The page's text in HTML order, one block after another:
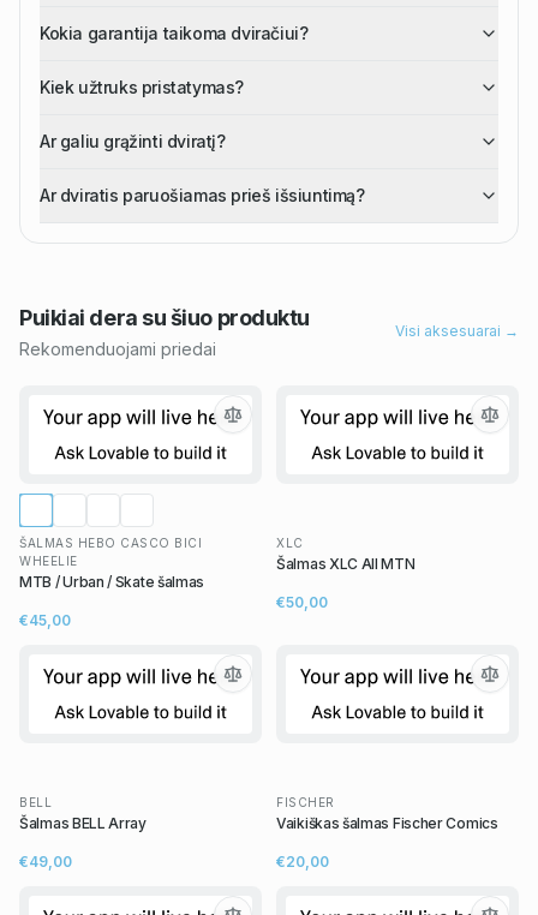
Kokia garantija taikoma dviračiui?
Kiek užtruks pristatymas?
Ar galiu grąžinti dviratį?
Ar dviratis paruošiamas prieš išsiuntimą?
Puikiai dera su šiuo produktu
Rekomenduojami priedai
Visi aksesuarai →
ŠALMAS HEBO CASCO BICI
WHEELIE
MTB / Urban / Skate šalmas
€45,00
XLC
Šalmas XLC All MTN
€50,00
BELL
Šalmas BELL Array
€49,00
FISCHER
Vaikiškas šalmas Fischer Comics
€20,00